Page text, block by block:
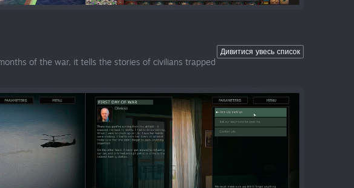
Дивитися увесь список
of the war, it tells the stories of civilians trapped